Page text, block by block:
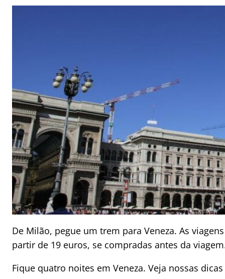
De Milão, pegue um trem para Veneza. As
partir de 19 euros, se compradas antes da
Fique quatro noites em Veneza. Veja nossas